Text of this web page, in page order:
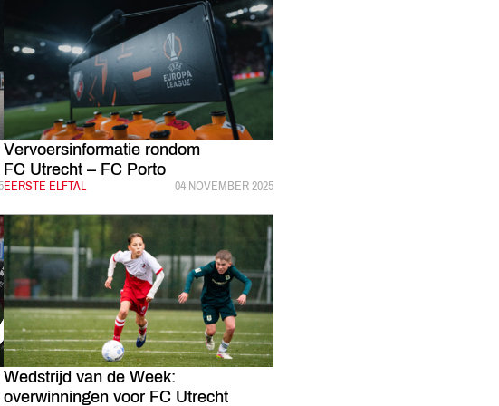
Vervoersinformatie rondom
FC Utrecht – FC Porto
CATEGORIE:
EERSTE ELFTAL GEPUBLICEERD:
04 NOVEMBER 2025
Wedstrijd van de Week:
overwinningen voor FC Utrecht